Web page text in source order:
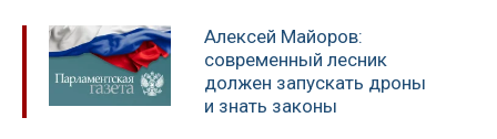
Алексей Майоров:
современный лесник
должен запускать дроны
и знать законы